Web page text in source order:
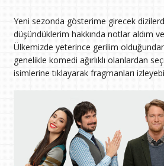
Yeni sezonda gösterime girecek
düşündüklerim hakkında notlar aldım
Ülkemizde yeterince gerilim
genelikle komedi ağırlıklı olanlardan
isimlerine tıklayarak fragmanları